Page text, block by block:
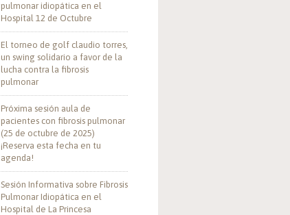
pulmonar idiopática en el
Hospital 12 de Octubre
El torneo de golf claudio torres,
un swing solidario a favor de la
lucha contra la fibrosis
pulmonar
Próxima sesión aula de
pacientes con fibrosis pulmonar
(25 de octubre de 2025)
¡Reserva esta fecha en tu
agenda!
Sesión Informativa sobre Fibrosis
Pulmonar Idiopática en el
Hospital de La Princesa